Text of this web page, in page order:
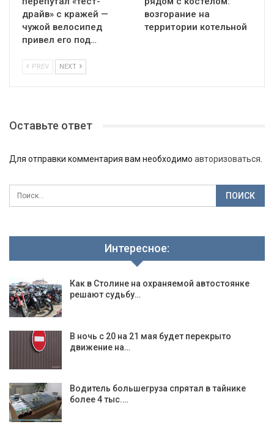
драйв» с кражей —
чужой велосипед
привел его под…
возгорание на
территории котельной
PREV NEXT
Оставьте ответ
Для отправки комментария вам необходимо авторизоваться.
Интересное:
Как в Столине на охраняемой автостоянке
решают судьбу…
В ночь с 20 на 21 мая будет перекрыто
движение на…
Водитель большегруза спрятал в тайнике
более 4 тыс.…